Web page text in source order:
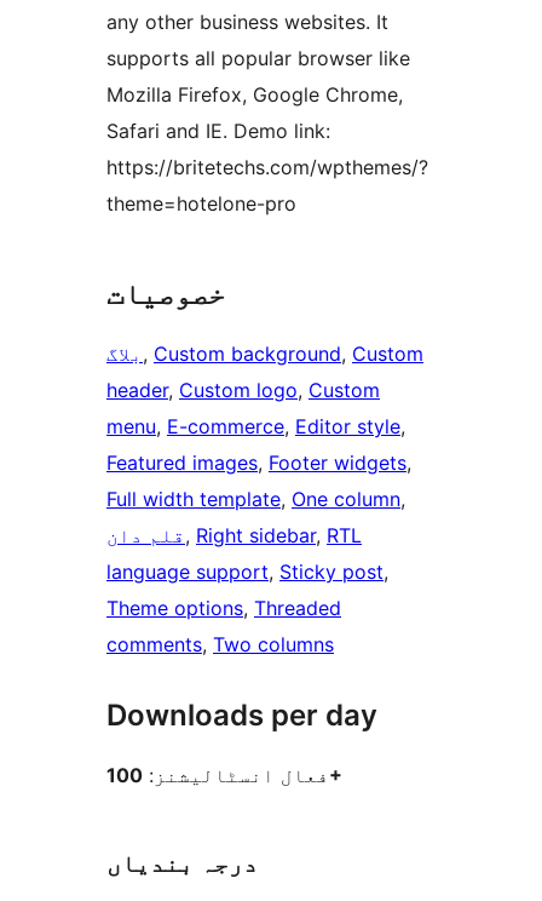
any other business websites. It
supports all popular browser like
Mozilla Firefox, Google Chrome,
Safari and IE. Demo link:
https://britetechs.com/wpthemes/?
theme=hotelone-pro
خصوصیات
بلاگ , Custom background, Custom
header, Custom logo, Custom
menu, E-commerce, Editor style
Featured images, Footer widgets
Full width template, One column
قلم دان , Right sidebar, RTL
language support, Sticky post
Theme options, Threaded
comments, Two columns
Downloads per day
فعال انسٹالیشنز: 100+
درجہ بندیاں